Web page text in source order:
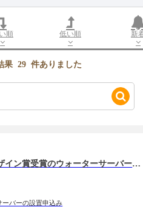
順 低い順 新
果 29 件ありました
グッドデザイン賞受賞のウォーターサーバー「フレシャス」
ーバーの設置申込み